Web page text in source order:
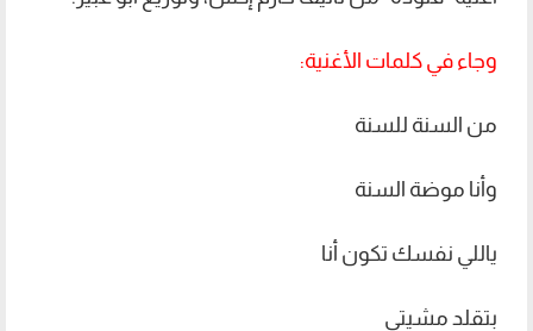
وجاء في كلمات الأغنية:
من السنة للسنة
وأنا موضة السنة
ياللي نفسك تكون أنا
بتقلد مشيتي